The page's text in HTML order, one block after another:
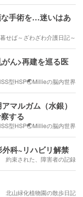
手術を…迷いはあ
せば～ざわざわ介護日記～
ん>再建を巡る医
型HSP🌏Millieの脳内世界
マルガム（水銀）
する
型HSP🌏Millieの脳内世界
科~リハビリ解禁
約束された、障害者の記録
北山緑化植物園の散歩日記